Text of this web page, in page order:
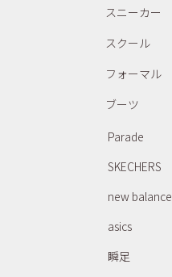
スニーカー
スクール
フォーマル
ブーツ
Parade
SKECHERS
new balance
asics
瞬足